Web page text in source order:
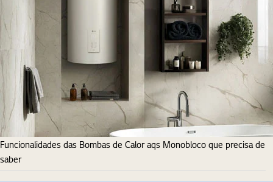
Funcionalidades das Bombas de Calor aqs Monobloco que precisa de
saber